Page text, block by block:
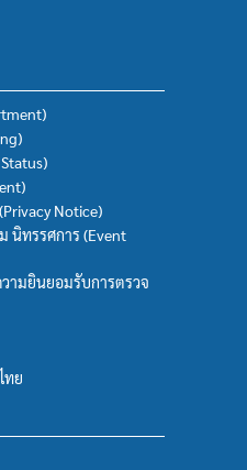
Notice)
นิทรรศการ (Event
ามยินยอมรับการตรวจ
ทย